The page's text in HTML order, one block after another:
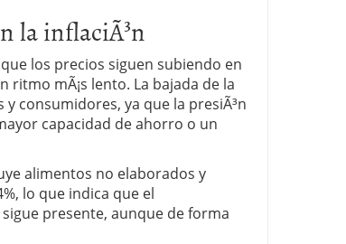
Traders Mexicanos Antes de
ventajas reales para pymes
trabajas por cuenta propia
la inflaciÃ³n
los precios siguen subiendo en
ritmo mÃ¡s lento. La bajada de la
consumidores, ya que la presiÃ³n
capacidad de ahorro o un
alimentos no elaborados y
lo que indica que el
presente, aunque de forma